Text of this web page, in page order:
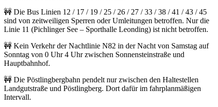
🚧 Die Bus Linien 12 / 17 / 19 / 25 / 26 / 27 / 33 / 38 / 41 / 43 / 45
sind von zeitweiligen Sperren oder Umleitungen betroffen. Nur die
Linie 11 (Pichlinger See – Sporthalle Leonding) ist nicht betroffen.
🚧 Kein Verkehr der Nachtlinie N82 in der Nacht von Samstag auf
Sonntag von 0 Uhr 4 Uhr zwischen Sonnensteinstraße und
Hauptbahnhof.
🚧 Die Pöstlingbergbahn pendelt nur zwischen den Haltestellen
Landgutstraße und Pöstlingberg. Dort dafür im fahrplanmäßigen
Intervall.